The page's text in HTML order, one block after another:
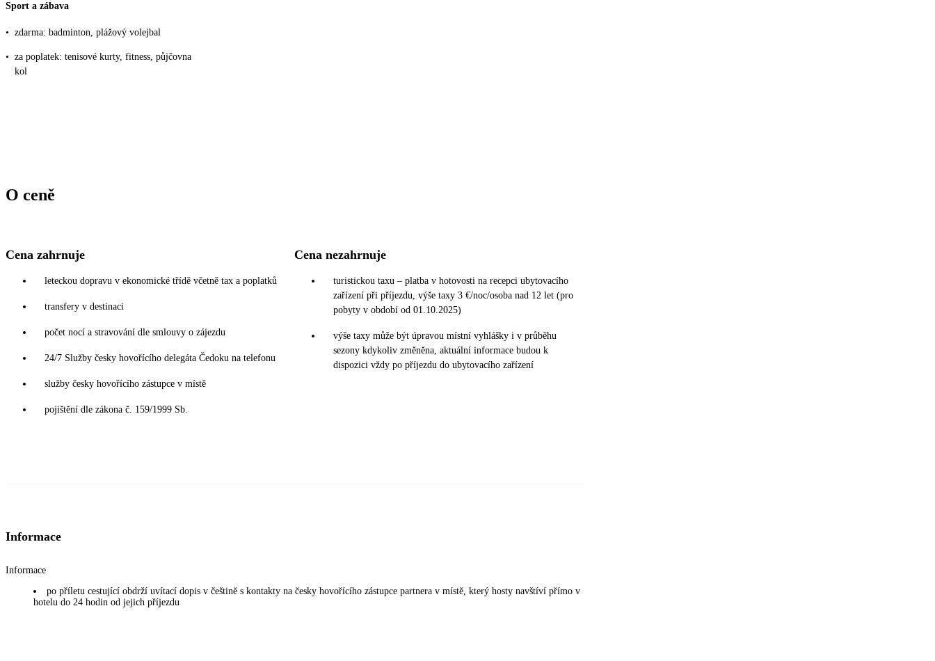
Sport a zábava
• zdarma: badminton, plážový volejbal
• za poplatek: tenisové kurty, fitness, půjčovna
kol
O ceně
Cena zahrnuje
leteckou dopravu v ekonomické třídě včetně tax a poplatků
transfery v destinaci
počet nocí a stravování dle smlouvy o zájezdu
24/7 Služby česky hovořícího delegáta Čedoku na telefonu
služby česky hovořícího zástupce v místě
pojištění dle zákona č. 159/1999 Sb.
Cena nezahrnuje
turistickou taxu – platba v hotovosti na recepci ubytovacího
zařízení při příjezdu, výše taxy 3 €/noc/osoba nad 12 let (pro
pobyty v období od 01.10.2025)
výše taxy může být úpravou místní vyhlášky i v průběhu
sezony kdykoliv změněna, aktuální informace budou k
dispozici vždy po příjezdu do ubytovacího zařízení
Informace
Informace
po příletu cestující obdrží uvítací dopis v češtině s kontakty na česky hovořícího zástupce partnera v místě, který hosty navštíví přímo v
hotelu do 24 hodin od jejich příjezdu